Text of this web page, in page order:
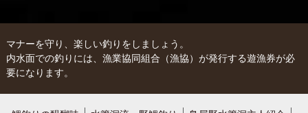
マナーを守り、楽しい釣りをしましょう。
内水面での釣りには、漁業協同組合（漁協）が発行する遊漁券が必
要になります。